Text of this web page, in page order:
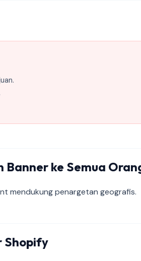
ke Semua
mendukung penargetan geografis.
Shopify